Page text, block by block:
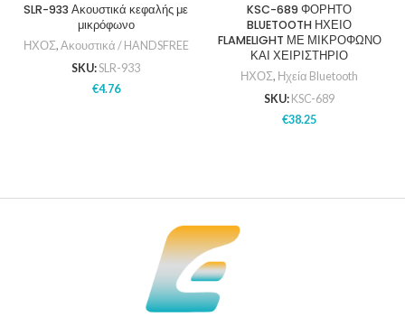
SLR-933 Ακουστικά κεφαλής με
μικρόφωνο
ΗΧΟΣ, Ακουστικά / HANDSFREE
SKU:SLR-933
€4.76
KSC-689 ΦΟΡΗΤΟ
BLUETOOTH ΗΧΕΙΟ
FLAMELIGHT ΜΕ ΜΙΚΡΟΦΩΝΟ
ΚΑΙ ΧΕΙΡΙΣΤΗΡΙΟ
ΗΧΟΣ, Ηχεία Bluetooth
SKU: KSC-689
€38.25